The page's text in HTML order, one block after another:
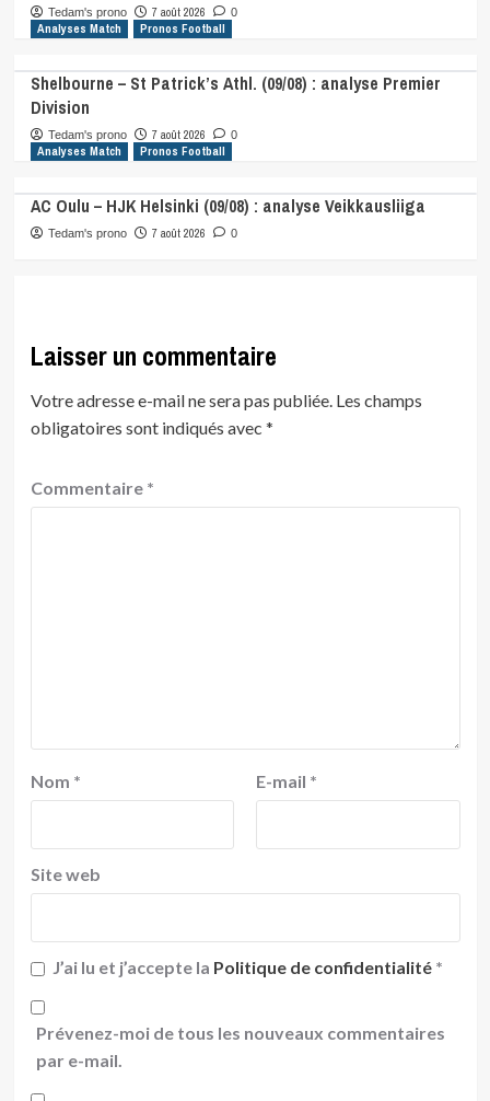
Tedam's prono 7 août 2026 0
Analyses Match Pronos Football
Shelbourne – St Patrick’s Athl. (09/08) : analyse Premier
Division
Tedam's prono 7 août 2026 0
Analyses Match Pronos Football
AC Oulu – HJK Helsinki (09/08) : analyse Veikkausliiga
Tedam's prono 7 août 2026 0
Laisser un commentaire
Votre adresse e-mail ne sera pas publiée. Les champs
obligatoires sont indiqués avec *
Commentaire *
Nom * E-mail *
Site web
J’ai lu et j’accepte la Politique de confidentialité *
Prévenez-moi de tous les nouveaux commentaires
par e-mail.